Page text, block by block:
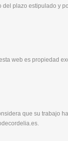
plazo estipulado y
web es propiedad
que su trabajo